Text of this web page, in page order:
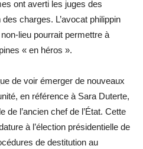
ont averti les juges des
charges. L’avocat philippin
lieu pourrait permettre à
« en héros ».
de voir émerger de nouveaux
en référence à Sara Duterte,
de l’ancien chef de l’État. Cette
à l’élection présidentielle de
de destitution au